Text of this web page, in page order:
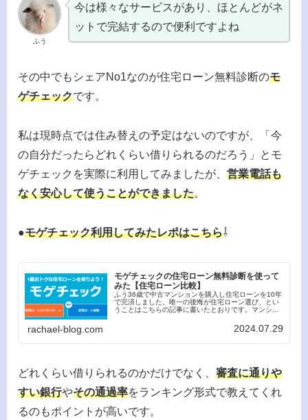
ふう
今は様々なサービスがあり、ほとんどがネ
ットで完結するので便利ですよね
その中でもシェアNo1なのが住宅ローン無料診断のモ
ゲチェックです。
私は現時点では住み替えの予定はないのですが、「今
の自分だったらどれくらい借りられるのだろう」とモ
ゲチェックを実際に利用してみましたが、 営業電話も
なく安心して使うことができました。
●モゲチェック利用してみたレポはこちら⇩
モゲチェックの住宅ローン無料診断を使って
みた【住宅ローン比較】
ふう36歳で中古マンションを購入し住宅ローンを10年
で完済しました。唯一の後悔が住宅ローン選び、とい
うことはこちらの記事に書いたとおりです。マンショ
いるのですが、築20年を超えてきて少しずつ修...
rachael-blog.com 2024.07.29
どれくらい借りられるのかだけでなく、 審査に通りや
すい銀行やその通過率をランキング形式で教えてくれ
るのもポイントが高いです。